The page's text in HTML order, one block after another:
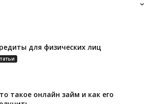
для физических лиц
такое онлайн займ и как его